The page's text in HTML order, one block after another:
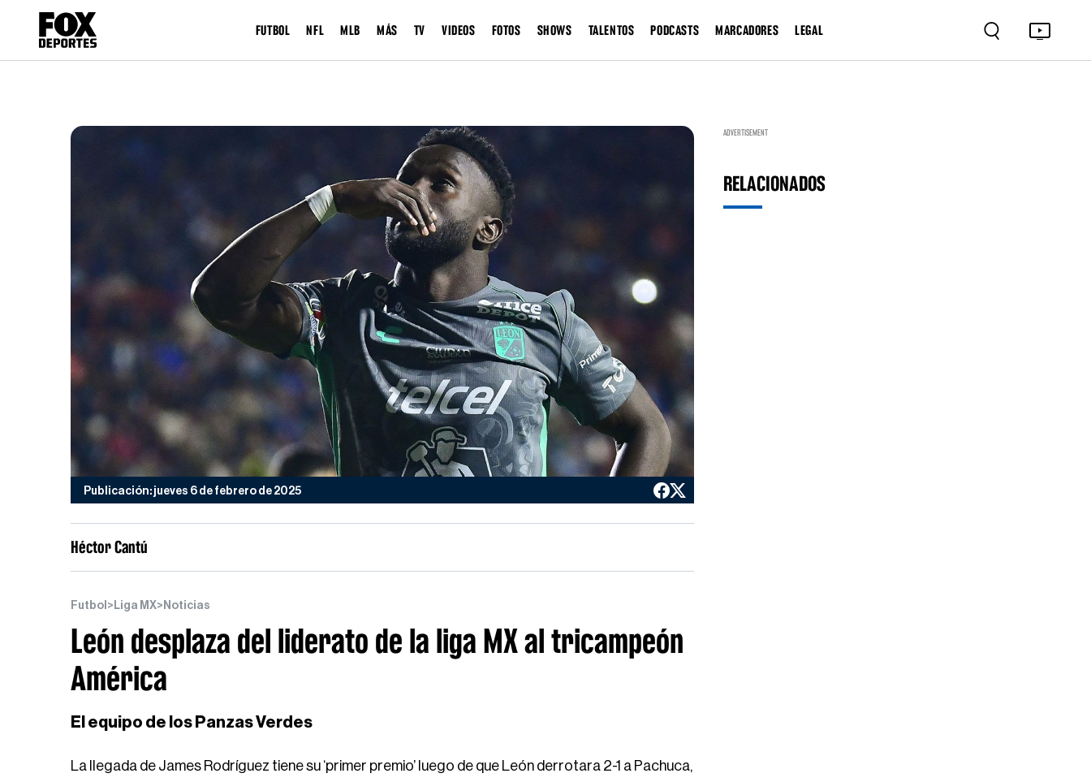
FUTBOL NFL MLB MÁS TV VIDEOS FOTOS SHOWS TALENTOS PODCASTS MARCADORES LEGAL
Publicación: jueves 6 de febrero de 2025
Héctor Cantú
Futbol > Liga MX> Noticias
León desplaza del liderato de la liga MX al tricampeón
América
El equipo de los Panzas Verdes
La llegada de James Rodríguez tiene su ‘primer premio’ luego de que León derrotara 2-1 a Pachuca,
ADVERTISEMENT
RELACIONADOS